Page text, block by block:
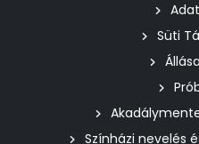
Süti
Színházi nevelés